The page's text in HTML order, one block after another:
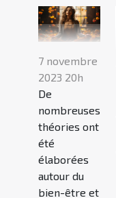
7 novembre
2023 20h
De
nombreuses
théories ont
été
élaborées
autour du
bien-être et